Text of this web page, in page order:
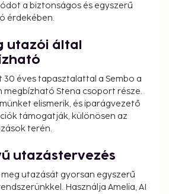
a biztonságos és egyszerű
érdekében.
utazói által
30 éves tapasztalattal a Sembo a
megbízható Stena csoport része.
elismerik, és iparágvezető
támogatják, különösen az
terén.
utazástervezés
utazását gyorsan egyszerű
Használja Amelia, AI